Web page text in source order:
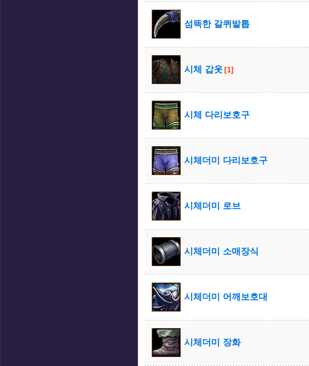
섬뜩한 갈퀴발톱
시체 갑옷[1]
시체 다리보호구
시체더미 다리보호구
시체더미 로브
시체더미 소매장식
시체더미 어깨보호대
시체더미 장화